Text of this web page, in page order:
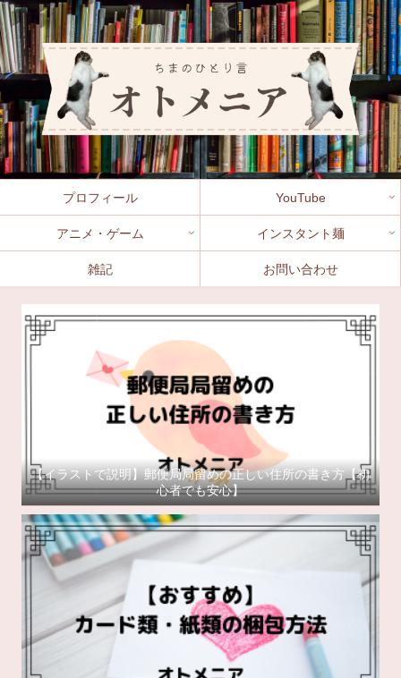
プロフィール YouTube
アニメ・ゲーム インスタント麺
雑記 お問い合わせ
【イラストで説明】郵便局局留めの正しい住所の書き方【初
心者でも安心】